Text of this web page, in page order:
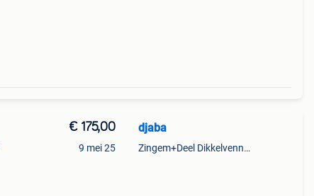
€ 175,00
9 mei 25
djaba
Zingem+Deel Dikkelvenne En Nederzwalm-Hermelgem